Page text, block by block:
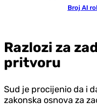
Broj AI
Razlozi za
pritvoru
Sud je procijenio da i
zakonska osnova za